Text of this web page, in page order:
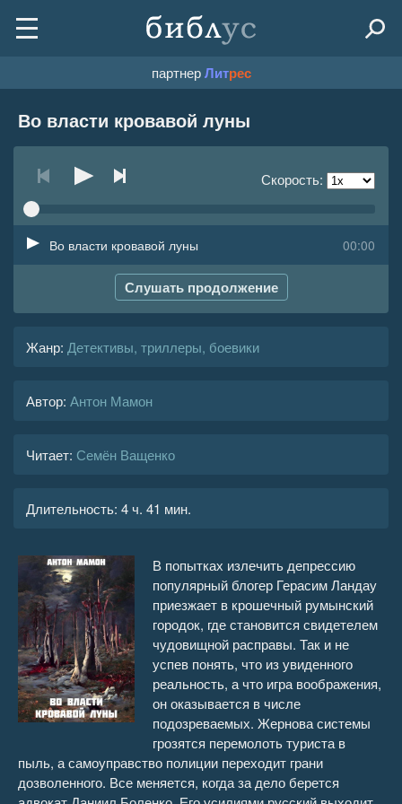
партнерЛитрес
Во власти кровавой луны
Скорость:
00:00
Во власти кровавой луны
Слушать продолжение
Жанр: Детективы, триллеры, боевики
Автор: Антон Мамон
Читает: Семён Ващенко
Длительность: 4 ч. 41 мин.
В попытках излечить депрессию
популярный блогер Герасим Ландау
приезжает в крошечный румынский
городок, где становится свидетелем
чудовищной расправы. Так и не
успев понять, что из увиденного
реальность, а что игра воображения,
он оказывается в числе
подозреваемых. Жернова системы
грозятся перемолоть туриста в
пыль, а самоуправство полиции переходит грани
дозволенного. Все меняется, когда за дело берется